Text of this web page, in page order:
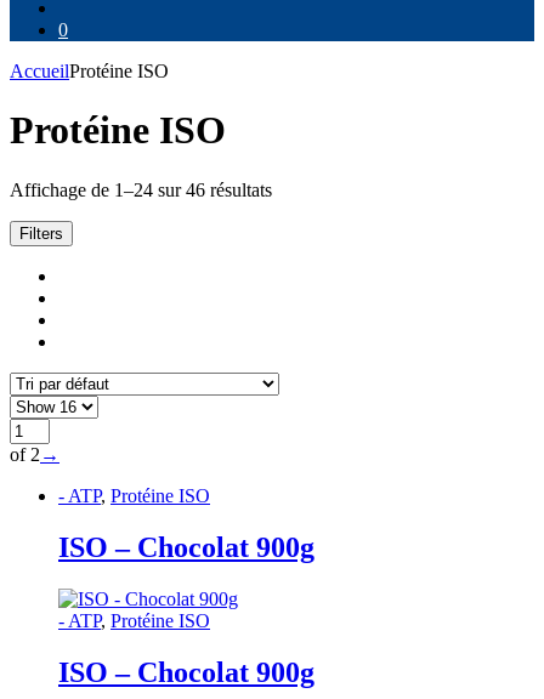
0
AccueilProtéine ISO
Protéine ISO
Affichage de 1–24 sur 46 résultats
Filters
of 2 →
- ATP, Protéine ISO
ISO – Chocolat 900g
- ATP, Protéine ISO
ISO – Chocolat 900g